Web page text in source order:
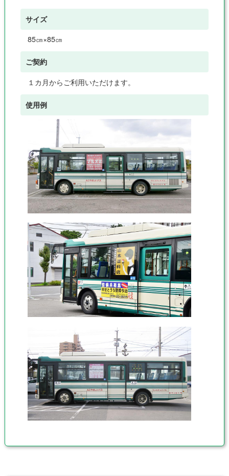
サイズ
85㎝×85㎝
ご契約
１カ月からご利用いただけます。
使用例